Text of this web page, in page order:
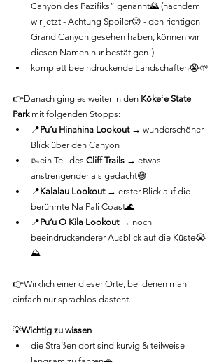
Canyon des Pazifiks“ genannt🌄 (nachdem
wir jetzt - Achtung Spoiler😜 - den richtigen
Grand Canyon gesehen haben, können wir
diesen Namen nur bestätigen!)
komplett beeindruckende Landschaften😭🌱
👉Danach ging es weiter in den Kōkeʻe State
Park mit folgenden Stopps:
📍Pu‘u Hinahina Lookout → wunderschöner
Blick über den Canyon
🥾ein Teil des Cliff Trails → etwas
anstrengender als gedacht😅
📍Kalalau Lookout → erster Blick auf die
berühmte Na Pali Coast🌊
📍Pu‘u O Kila Lookout → noch
beeindruckenderer Ausblick auf die Küste😭
⛰️
👉Wirklich einer dieser Orte, bei denen man
einfach nur sprachlos dasteht.
💡Wichtig zu wissen
die Straßen dort sind kurvig & teilweise